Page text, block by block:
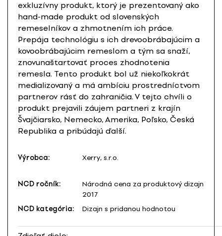
exkluzívny produkt, ktorý je prezentovaný ako
hand-made produkt od slovenských
remeselníkov a zhmotnením ich práce.
Prepája technológiu s ich drevoobrábajúcim a
kovoobrábajúcim remeslom a tým sa snaží,
znovunaštartovať proces zhodnotenia
remesla. Tento produkt bol už niekoľkokrát
medializovaný a má ambíciu prostredníctvom
partnerov rásť do zahraničia. V tejto chvíli o
produkt prejavili záujem partneri z krajín
Švajčiarsko, Nemecko, Amerika, Poľsko, Česká
Republika a pribúdajú ďalší.
Výrobca: Xerry, s.r.o.
NCD ročník:
Národná cena za produktový dizajn
2017
NCD kategória:
Dizajn s pridanou hodnotou